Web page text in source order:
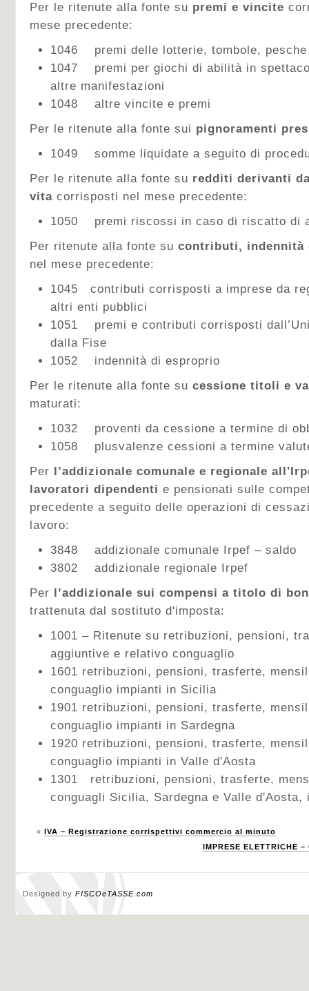
Per le ritenute alla fonte su premi e vincite
mese precedente:
1046 premi delle lotterie, tombole, pesche
1047 premi per giochi di abilità in
altre manifestazioni
1048 altre vincite e premi
Per le ritenute alla fonte sui pignoramenti
1049 somme liquidate a seguito di
Per le ritenute alla fonte su redditi derivanti
vita corrisposti nel mese precedente:
1050 premi riscossi in caso di riscatto di
Per ritenute alla fonte su contributi, indennità
nel mese precedente:
1045 contributi corrisposti a imprese da
altri enti pubblici
1051 premi e contributi corrisposti
dalla Fise
1052 indennità di esproprio
Per le ritenute alla fonte su cessione titoli e
maturati:
1032 proventi da cessione a termine di
1058 plusvalenze cessioni a termine
Per l’addizionale comunale e regionale
lavoratori dipendenti e pensionati sulle
precedente a seguito delle operazioni di
lavoro:
3848 addizionale comunale Irpef – saldo
3802 addizionale regionale Irpef
Per l’addizionale sui compensi a titolo di
trattenuta dal sostituto d'imposta:
1001 – Ritenute su retribuzioni, pensioni,
aggiuntive e relativo conguaglio
1601 retribuzioni, pensioni, trasferte,
conguaglio impianti in Sicilia
1901 retribuzioni, pensioni, trasferte,
conguaglio impianti in Sardegna
1920 retribuzioni, pensioni, trasferte,
conguaglio impianti in Valle d'Aosta
1301 retribuzioni, pensioni, trasferte,
conguagli Sicilia, Sardegna e Valle
« IVA – Registrazione corrispettivi commercio al minuto
IMPRESE ELETTRICHE
Designed by FISCOeTASSE.com